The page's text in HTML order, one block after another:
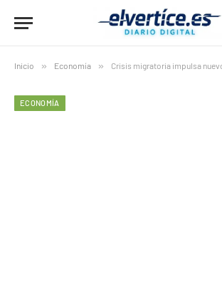
Inicio » Economía » Crisis migratoria impulsa nuevo
ECONOMÍA